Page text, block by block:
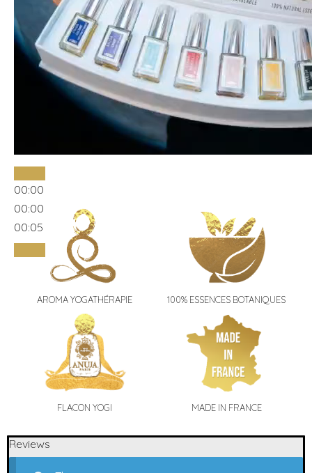
00:00
00:00
00:05
AROMA YOGATHÉRAPIE 100% ESSENCES BOTANIQUES
FLACON YOGI MADE IN FRANCE
Reviews